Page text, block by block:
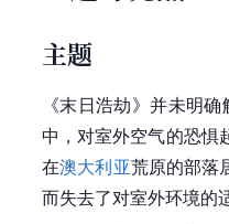
主题
《末日浩劫》并未明
中，对室外空气的恐惧
在澳大利亚荒原的部落
而失去了对室外环境的